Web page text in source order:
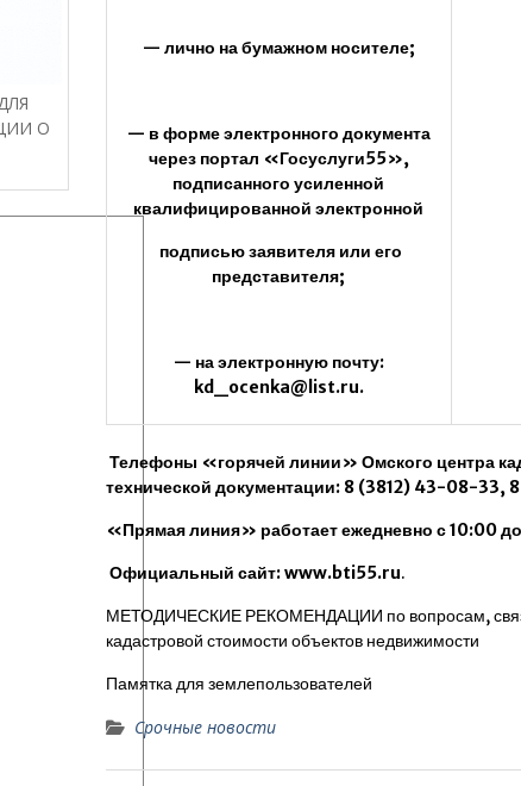
— лично на бумажном носителе;
— в форме электронного документа
через портал «Госуслуги55»,
подписанного усиленной
квалифицированной электронной
подписью заявителя или его
представителя;
— на электронную почту:
kd_ocenka@list.ru.
Телефоны «горячей линии» Омского центра
технической документации: 8 (3812) 43-08-33,
«Прямая линия» работает ежедневно с 10:00
Официальный сайт:www.bti55.ru.
МЕТОДИЧЕСКИЕ РЕКОМЕНДАЦИИ по вопросам,
кадастровой стоимости объектов недвижимости
Памятка для землепользователей
Срочные новости
О